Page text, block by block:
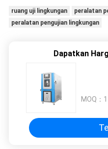
ruang uji lingkungan
peralatan
peralatan pengujian lingkungan
Dapatkan
MOQ： 1